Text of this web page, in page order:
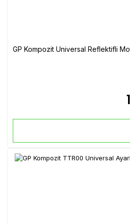
GP Kompozit Universal Reflektifli